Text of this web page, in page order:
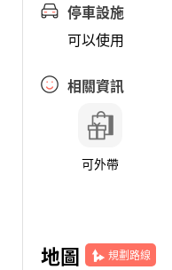
停車設施
可以使用
相關資訊
可外帶
地圖 規劃路線